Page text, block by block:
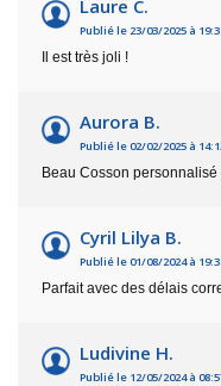
Laure C.
Publié le 23/03/2025 à
Il est très joli !
Aurora B.
Publié le 02/02/2025 à
Beau Cosson
Cyril Lilya B.
Publié le 01/08/2024 à
Parfait avec des délais
Ludivine H.
Publié le 12/05/2024 à